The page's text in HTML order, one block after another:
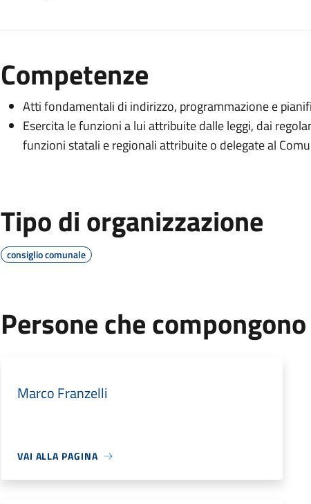
Competenze
Atti fondamentali di indirizzo, programmazione e
Esercita le funzioni a lui attribuite dalle leggi, dai
funzioni statali e regionali attribuite o delegate al
Tipo di organizzazione
consiglio comunale
Persone che
Marco Franzelli
VAI ALLA PAGINA